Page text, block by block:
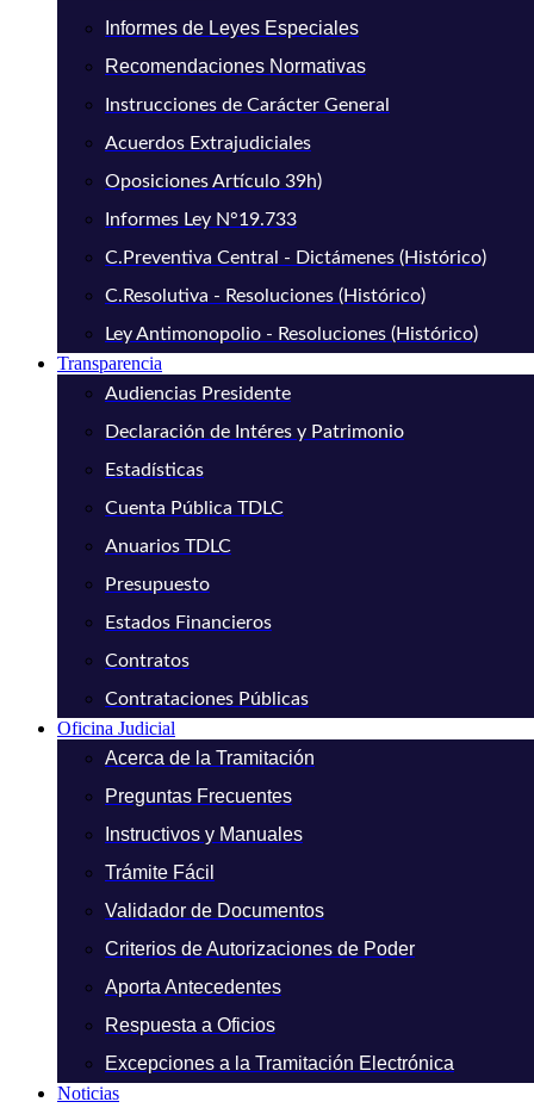
Informes de Leyes Especiales
Recomendaciones Normativas
Instrucciones de Carácter General
Acuerdos Extrajudiciales
Oposiciones Artículo 39h)
Informes Ley N°19.733
C.Preventiva Central - Dictámenes (Histórico)
C.Resolutiva - Resoluciones (Histórico)
Ley Antimonopolio - Resoluciones (Histórico)
Transparencia
Audiencias Presidente
Declaración de Intéres y Patrimonio
Estadísticas
Cuenta Pública TDLC
Anuarios TDLC
Presupuesto
Estados Financieros
Contratos
Contrataciones Públicas
Oficina Judicial
Acerca de la Tramitación
Preguntas Frecuentes
Instructivos y Manuales
Trámite Fácil
Validador de Documentos
Criterios de Autorizaciones de Poder
Aporta Antecedentes
Respuesta a Oficios
Excepciones a la Tramitación Electrónica
Noticias